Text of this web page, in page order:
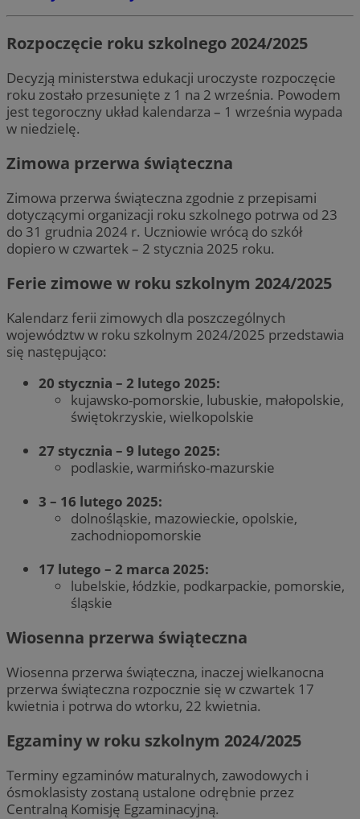
Rozpoczęcie roku szkolnego 2024/2025
Decyzją ministerstwa edukacji uroczyste rozpoczęcie
roku zostało przesunięte z 1 na 2 września. Powodem
jest tegoroczny układ kalendarza – 1 września wypada
w niedzielę.
Zimowa przerwa świąteczna
Zimowa przerwa świąteczna zgodnie z przepisami
dotyczącymi organizacji roku szkolnego potrwa od 23
do 31 grudnia 2024 r. Uczniowie wrócą do szkół
dopiero w czwartek – 2 stycznia 2025 roku.
Ferie zimowe w roku szkolnym 2024/2025
Kalendarz ferii zimowych dla poszczególnych
województw w roku szkolnym 2024/2025 przedstawia
się następująco:
20 stycznia – 2 lutego 2025:
kujawsko-pomorskie, lubuskie, małopolskie,
świętokrzyskie, wielkopolskie
27 stycznia – 9 lutego 2025:
podlaskie, warmińsko-mazurskie
3 – 16 lutego 2025:
dolnośląskie, mazowieckie, opolskie,
zachodniopomorskie
17 lutego – 2 marca 2025:
lubelskie, łódzkie, podkarpackie, pomorskie,
śląskie
Wiosenna przerwa świąteczna
Wiosenna przerwa świąteczna, inaczej wielkanocna
przerwa świąteczna rozpocznie się w czwartek 17
kwietnia i potrwa do wtorku, 22 kwietnia.
Egzaminy w roku szkolnym 2024/2025
Terminy egzaminów maturalnych, zawodowych i
ósmoklasisty zostaną ustalone odrębnie przez
Centralną Komisję Egzaminacyjną.